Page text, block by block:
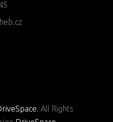
. All Rights